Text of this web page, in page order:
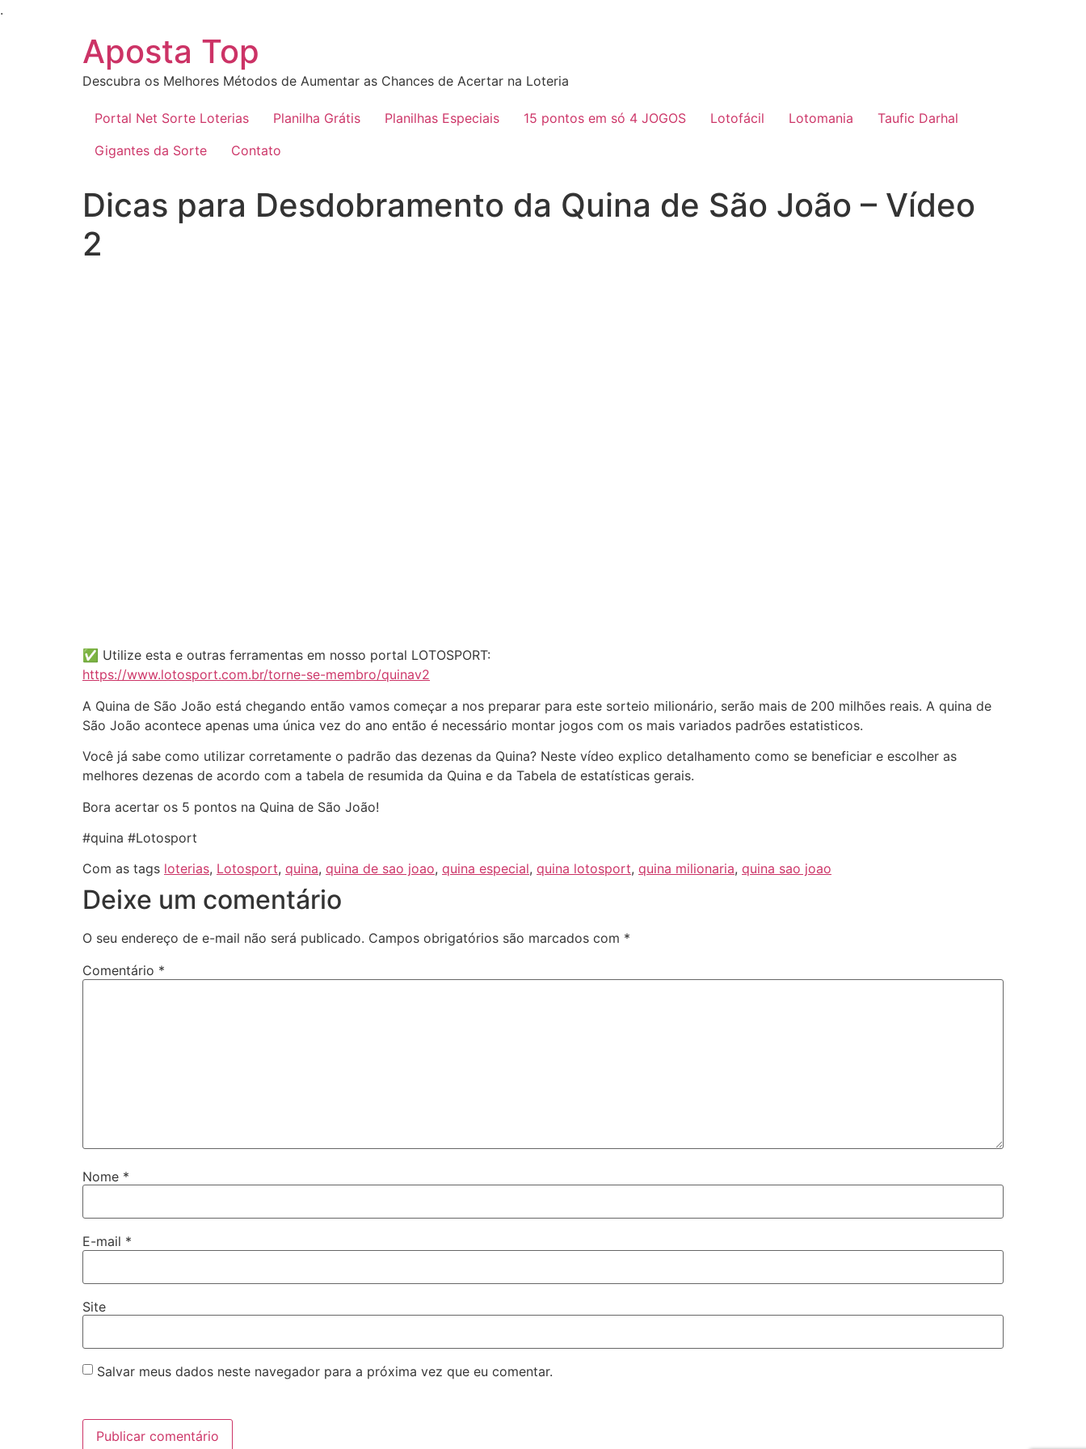
.
Aposta Top
Descubra os Melhores Métodos de Aumentar as Chances de Acertar na Loteria
Portal Net Sorte Loterias Planilha Grátis Planilhas Especiais 15 pontos em só 4 JOGOS Lotofácil Lotomania
Taufic Darhal
Gigantes da Sorte
Contato
Dicas para Desdobramento da Quina de São João – Vídeo
2
✅ Utilize esta e outras ferramentas em nosso portal LOTOSPORT:
https://www.lotosport.com.br/torne-se-membro/quinav2
A Quina de São João está chegando então vamos começar a nos preparar para este sorteio milionário, serão mais de 200 milhões reais. A quina de
São João acontece apenas uma única vez do ano então é necessário montar jogos com os mais variados padrões estatisticos.
Você já sabe como utilizar corretamente o padrão das dezenas da Quina? Neste vídeo explico detalhamento como se beneficiar e escolher as
melhores dezenas de acordo com a tabela de resumida da Quina e da Tabela de estatísticas gerais.
Bora acertar os 5 pontos na Quina de São João!
#quina #Lotosport
Com as tags loterias, Lotosport, quina, quina de sao joao, quina especial, quina lotosport, quina milionaria, quina sao joao
Deixe um comentário
O seu endereço de e-mail não será publicado. Campos obrigatórios são marcados com *
Comentário *
Nome *
E-mail *
Site
Salvar meus dados neste navegador para a próxima vez que eu comentar.